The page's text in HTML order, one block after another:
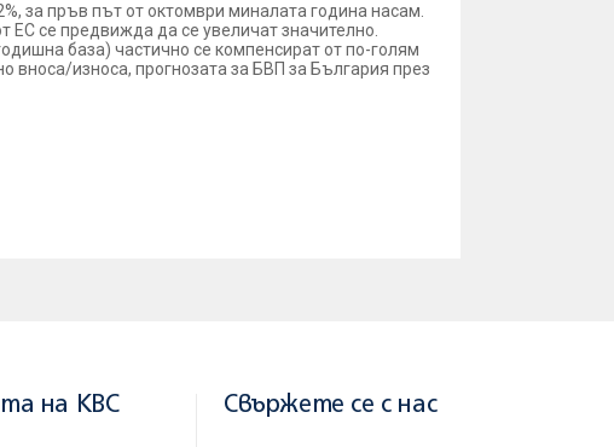
за пръв път от октомври миналата година насам.
ЕС се предвижда да се увеличат значително.
база) частично се компенсират от по-голям
вноса/износа, прогнозата за БВП за България през
на KBC Свържете се с нас